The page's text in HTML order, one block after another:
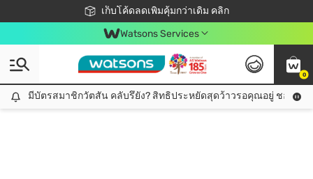
เก็บโค้ดลดเพิ่มคุ้มกว่าเดิม คลิก
ชอปออนไลน์ครั้งแรก ลดเพิ่มจุก ๆ 10%! 🎉
📦ส่งฟรี! เมื่อชอป 499฿
สมาชิกวัตสัน คลับดียังไง?
Watsons Services
0
มีบัตรสมาชิกวัตสัน คลับรึยัง? สิทธิประหยัดสุดว้าวรอคุณอยู่ ชอปคุ้มกว่าเดิม คลิก!
มีบัตรสมาชิกวัตสัน คลับรึยัง? สิทธิประหยัดสุดว้าวรอคุณอยู่ ชอปคุ้มก